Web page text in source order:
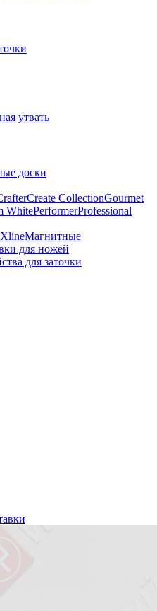
утвать
доски
Create CollectionGourmet
WhitePerformerProfessional
XlineМагнитные
для ножей
для заточки